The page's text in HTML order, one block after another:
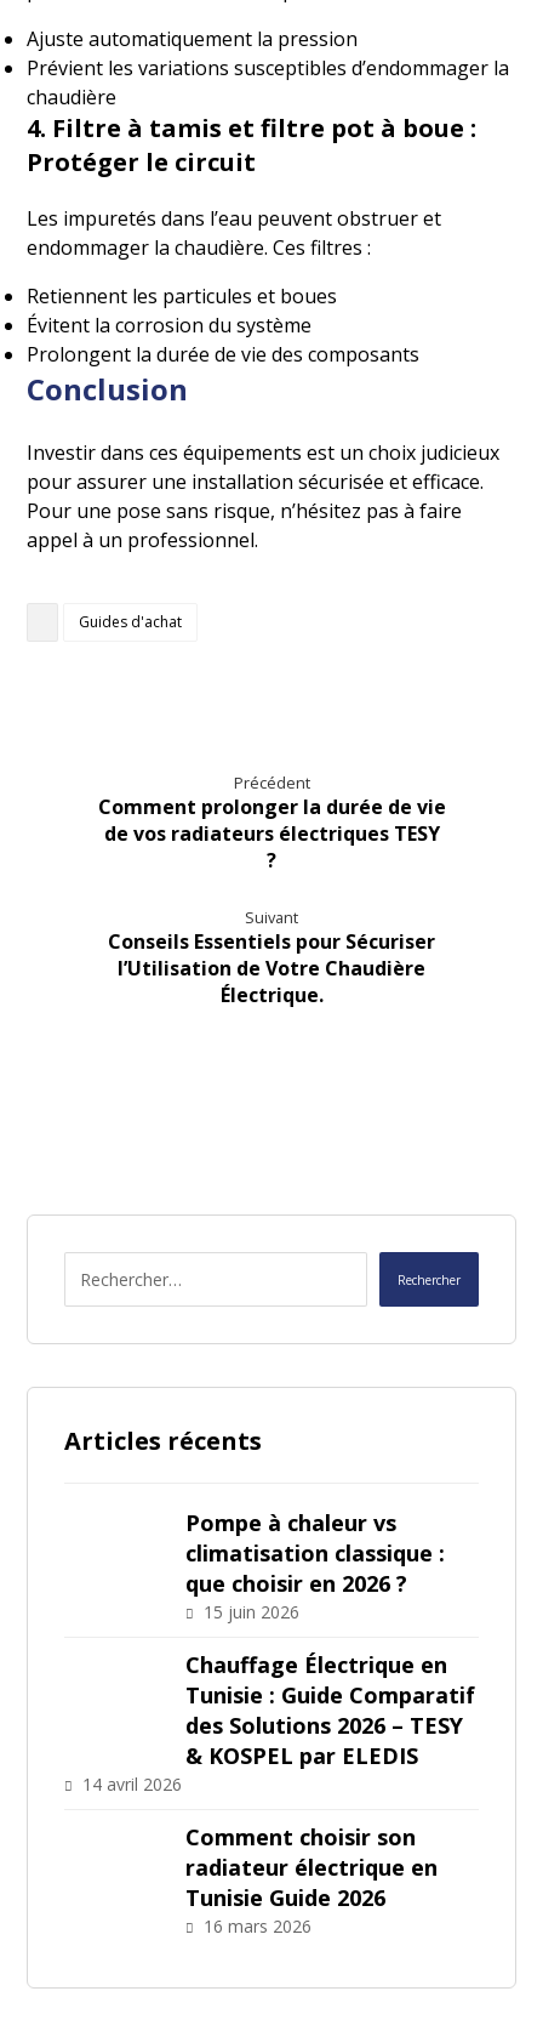
Ajuste automatiquement la pression
Prévient les variations susceptibles d’endommager la
chaudière
4. Filtre à tamis et filtre pot à boue :
Protéger le circuit
Les impuretés dans l’eau peuvent obstruer et
endommager la chaudière. Ces filtres :
Retiennent les particules et boues
Évitent la corrosion du système
Prolongent la durée de vie des composants
Conclusion
Investir dans ces équipements est un choix judicieux
pour assurer une installation sécurisée et efficace.
Pour une pose sans risque, n’hésitez pas à faire
appel à un professionnel.
Guides d'achat
Précédent
Comment prolonger la durée de vie
de vos radiateurs électriques TESY
?
Suivant
Conseils Essentiels pour Sécuriser
l’Utilisation de Votre Chaudière
Électrique.
Articles récents
Pompe à chaleur vs
climatisation classique :
que choisir en 2026 ?
15 juin 2026
Chauffage Électrique en
Tunisie : Guide Comparatif
des Solutions 2026 – TESY
& KOSPEL par ELEDIS
14 avril 2026
Comment choisir son
radiateur électrique en
Tunisie Guide 2026
16 mars 2026